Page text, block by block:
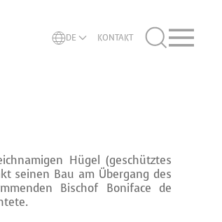
DE KONTAKT
Hügel (geschütztes
seinen Bau am Übergang des
Bischof Boniface de